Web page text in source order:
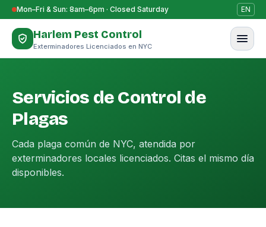
Saltar al contenido
Mon–Fri & Sun: 8am–6pm · Closed Saturday EN
Harlem Pest Control
Exterminadores Licenciados en NYC
Servicios de Control de
Plagas
Cada plaga común de NYC, atendida por
exterminadores locales licenciados. Citas el mismo día
disponibles.